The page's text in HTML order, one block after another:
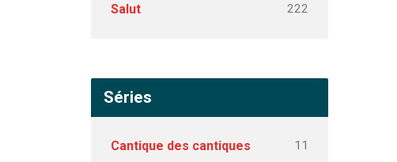
Salut 222
Séries
Cantique des cantiques 11